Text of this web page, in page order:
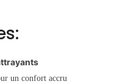
un confort accru